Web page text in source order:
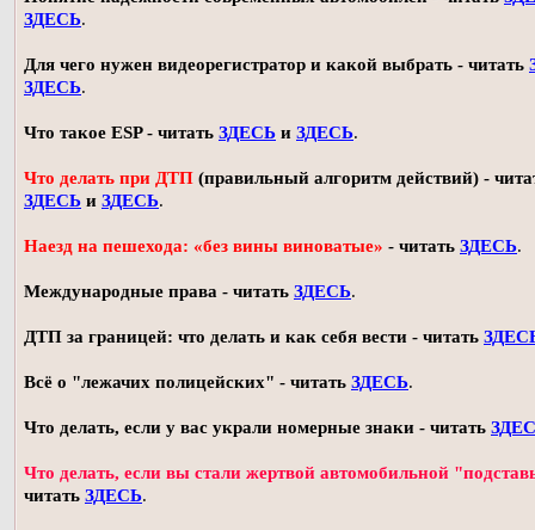
ЗДЕСЬ.
Для чего нужен видеорегистратор и какой выбрать - читать
ЗДЕСЬ.
Что такое ESP - читать ЗДЕСЬ и ЗДЕСЬ.
Что делать при ДТП (правильный алгоритм действий) -
ЗДЕСЬ и ЗДЕСЬ.
Наезд на пешехода: «без вины виноватые» - читать ЗДЕСЬ.
Международные права - читать ЗДЕСЬ.
ДТП за границей: что делать и как себя вести - читать
Всё о "лежачих полицейских" - читать ЗДЕСЬ.
Что делать, если у вас украли номерные знаки - читать
Что делать, если вы стали жертвой автомобильной
читать ЗДЕСЬ.